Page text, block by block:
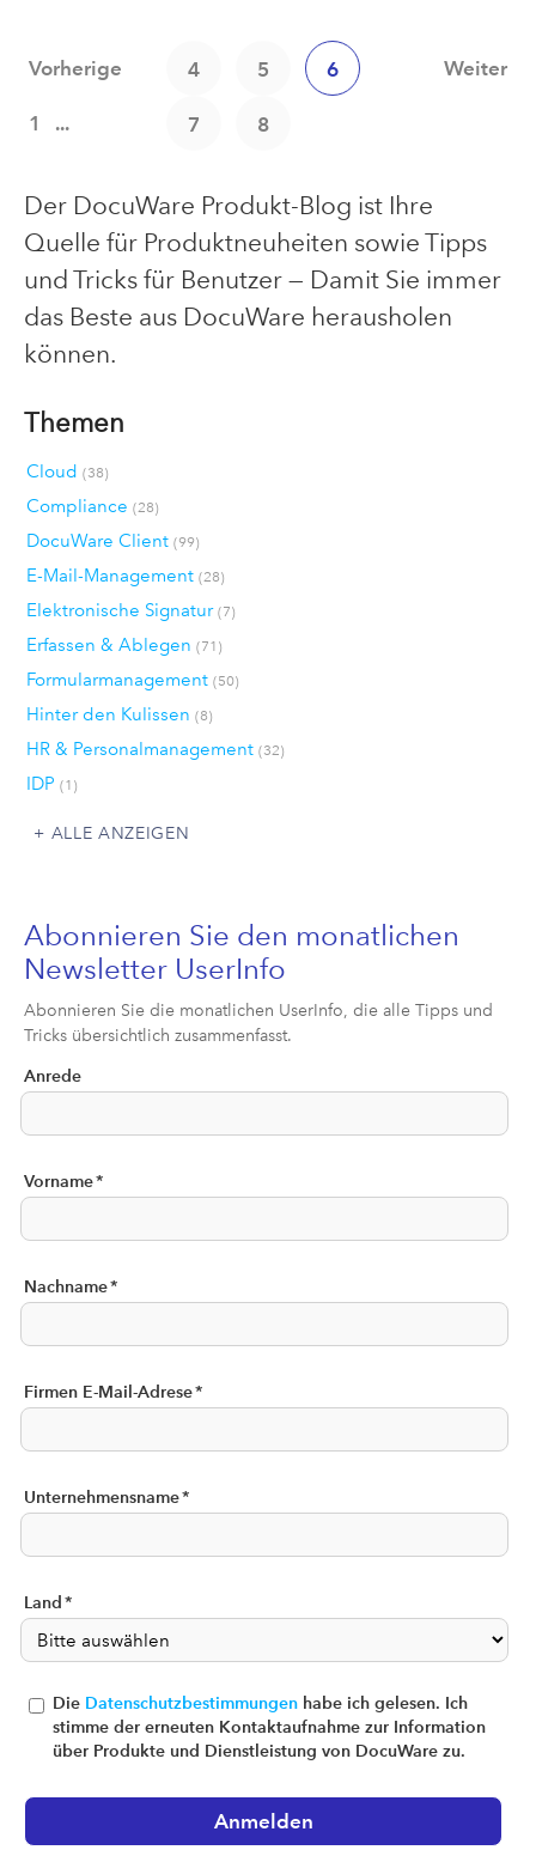
Vorherige
1 ...
4 5 6
7 8
Weiter
Der DocuWare Produkt-Blog ist Ihre
Quelle für Produktneuheiten sowie Tipps
und Tricks für Benutzer — Damit Sie immer
das Beste aus DocuWare herausholen
können.
Themen
Cloud (38)
Compliance (28)
DocuWare Client (99)
E-Mail-Management (28)
Elektronische Signatur (7)
Erfassen & Ablegen (71)
Formularmanagement (50)
Hinter den Kulissen (8)
HR & Personalmanagement (32)
IDP (1)
ALLE ANZEIGEN
Abonnieren Sie den monatlichen
Newsletter UserInfo
Abonnieren Sie die monatlichen UserInfo, die alle Tipps und
Tricks übersichtlich zusammenfasst.
Anrede
Vorname*
Nachname*
Firmen E-Mail-Adrese*
Unternehmensname*
Land *
Die Datenschutzbestimmungen habe ich gelesen. Ich
stimme der erneuten Kontaktaufnahme zur Information
über Produkte und Dienstleistung von DocuWare zu.